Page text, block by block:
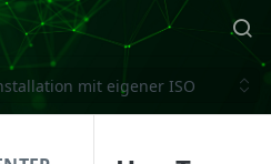
mit eigener ISO